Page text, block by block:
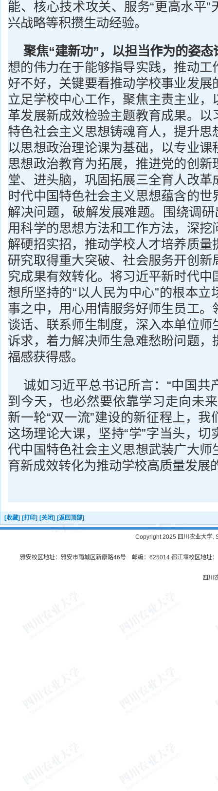
能、核心技术攻关、服务“更高水平”
兴战略等积攒生动经验。
聚焦“建新功”，以担当作为的姿
想的伟力在于能够指导实践，推动工
好不好，关键要看推动学校事业发展
立足学校中心工作，聚焦主责主业，
革发展新成效检验主题教育成果。以
特色社会主义思想铸魂育人，提升思
以思想政治理论课为基础，以专业课
思想政治教育为拓展，推进党的创新
堂、进头脑，巩固拓展三全育人改革
时代中国特色社会主义思想蕴含的世
解决问题，破解发展难题。围绕调研
用科学的思想方法和工作方法，深挖
解硬招实招，推动学校人才培养质量
研究取得重大突破、社会服务开创新
究成果有效转化。将习近平新时代中
想所坚持的“以人民为中心”的根本立
事之中，用心用情服务好师生员工。
谈话、联系师生制度，深入本单位师
诉求，着力解决师生急难愁盼问题，
福感获得感。
诚如习近平总书记所言：“中国共
到今天，也必然要依靠学习走向未
新一轮“双一流”建设的新征程上，我
这场理论大课，坚持“学”字当头，切
代中国特色社会主义思想武装广大师
育新成效转化为推动学校高质量发展
[收藏] [打印] [关闭] [返回顶部]
Copyright 2025 四川农业大学.
雅安校区地址：雅安市雨城区新康路46号 邮编：625014 都江堰校区地址
四川